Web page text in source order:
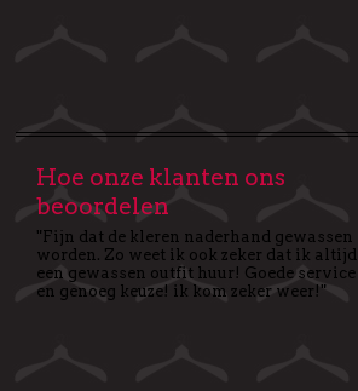
Hoe onze klanten ons
beoordelen
"Fijn dat de kleren naderhand gewassen
worden. Zo weet ik ook zeker dat ik altijd
een gewassen outfit huur! Goede service
en genoeg keuze! ik kom zeker weer!"